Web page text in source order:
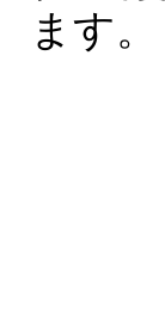
ます。